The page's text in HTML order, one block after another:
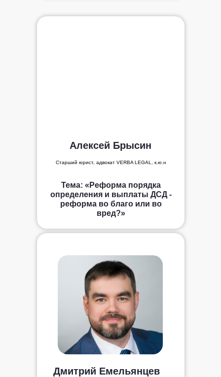
Алексей Брысин
Тема: «Реформа порядка
определения и выплаты ДСД -
реформа во благо или во
вред?»
Старший юрист, адвокат VERBA LEGAL, к.ю.н
Дмитрий Емельянцев